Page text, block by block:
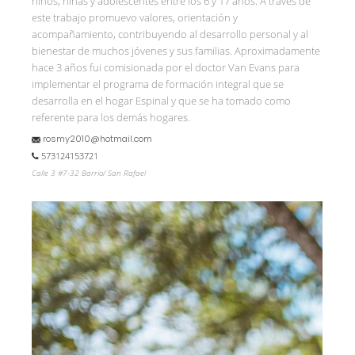
este trabajo promuevo valores, orientación y
acompañamiento, contribuyendo al desarrollo personal y al
bienestar de muchos jóvenes y sus familias. Aproximadamente
hace 3 años fui comisionada por el doctor Van Evans para
implementar el programa de formación integral que se
desarrolla en el hogar Espinal y que se ha tomado como
referente para los demás hogares.
rosmy2010@hotmail.com
573124153721
Calle 3 #7-32 Barrio/ San Rafael